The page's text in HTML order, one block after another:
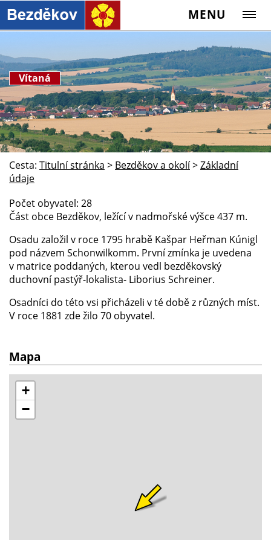
MENU
Vítaná
Cesta: Titulní stránka > Bezděkov a okolí>Základní
údaje
Počet obyvatel: 28
Část obce Bezděkov, ležící v nadmořské výšce 437 m.
Osadu založil v roce 1795 hrabě Kašpar Heřman Kúnigl
pod názvem Schonwilkomm. První zmínka je uvedena
v matrice poddaných, kterou vedl bezděkovský
duchovní pastýř-lokalista- Liborius Schreiner.
Osadníci do této vsi přicházeli v té době z různých míst.
V roce 1881 zde žilo 70 obyvatel.
Mapa